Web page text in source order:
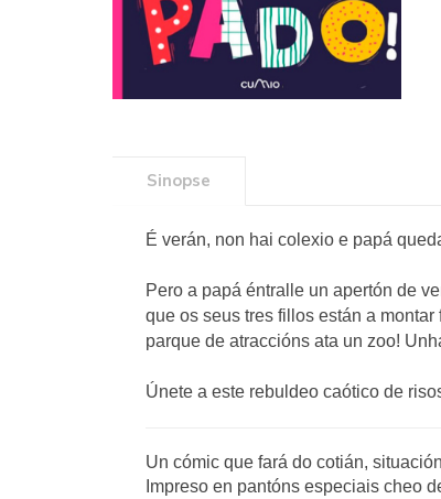
Sinopse
É verán, non hai colexio e papá
Pero a papá éntralle un apertón de
que os seus tres fillos están a
parque de atraccións ata un zoo!
Únete a este rebuldeo caótico de
Un cómic que fará do cotián,
Impreso en pantóns especiais cheo